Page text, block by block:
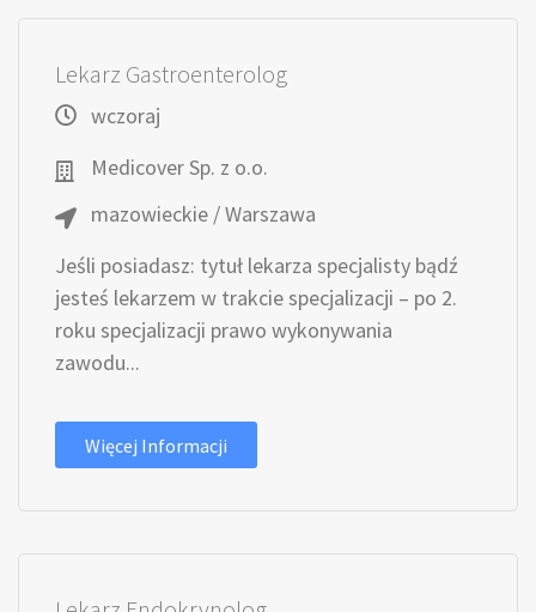
Lekarz Gastroenterolog
wczoraj
Medicover Sp. z o.o.
mazowieckie / Warszawa
Jeśli posiadasz: tytuł lekarza specjalisty bądź
jesteś lekarzem w trakcie specjalizacji – po 2.
roku specjalizacji prawo wykonywania
zawodu...
Więcej Informacji